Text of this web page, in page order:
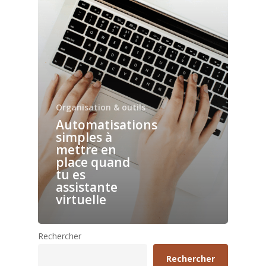
Organisation & outils
Automatisations
simples à
mettre en
place quand
tu es
assistante
virtuelle
Rechercher
Rechercher